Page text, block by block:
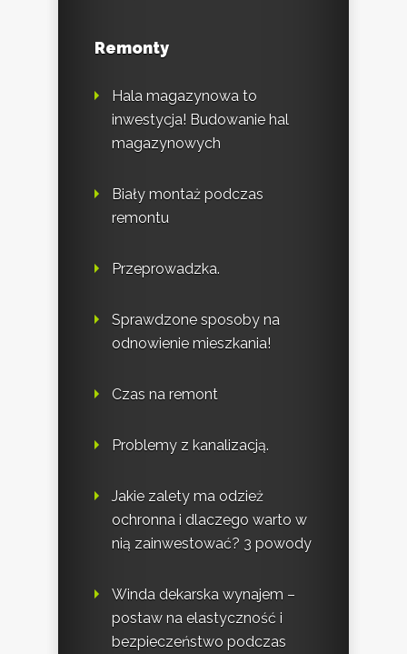
Remonty
Hala magazynowa to
inwestycja! Budowanie hal
magazynowych
Biały montaż podczas
remontu
Przeprowadzka.
Sprawdzone sposoby na
odnowienie mieszkania!
Czas na remont
Problemy z kanalizacją.
Jakie zalety ma odzież
ochronna i dlaczego warto w
nią zainwestować? 3 powody
Winda dekarska wynajem –
postaw na elastyczność i
bezpieczeństwo podczas